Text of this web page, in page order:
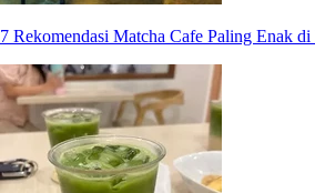
7 Rekomendasi Matcha Cafe Paling Enak